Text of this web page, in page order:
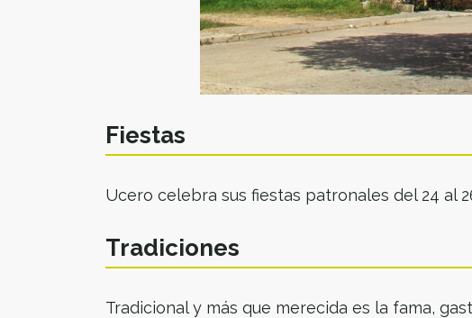
Fiestas
Ucero celebra sus fiestas patronales del 24 al
Tradiciones
Tradicional y más que merecida es la fama,